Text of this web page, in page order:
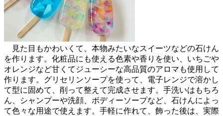
見た目もかわいくて、本物みたいなスイーツなどの石けん
を作ります。化粧品にも使える色素や香りを使い、いちごや
オレンジなど甘くてジューシーな高品質のアロマも使用して
作ります。グリセリンソープを使って、電子レンジで溶かし
て型に固めて、削って整えて完成させます。手洗いはもちろ
ん、シャンプーや洗顔、ボディーソープなど、石けんによっ
て色々な用途で使えます。手軽に作れて、飾った後は、実際